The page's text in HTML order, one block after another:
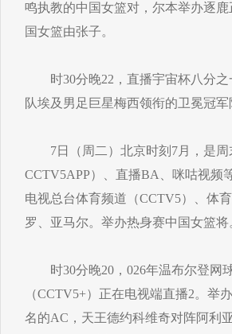
鸣执教的中国女篮对，尔本举办逐
国女篮由张子。
时30分晚22，直播宇宙杯八分之
队埃及男足巨星梅西领衔的卫冕冠军
7日（周二）北京时刻7月，是周
CCTV5APP）、直播BA、咪咕视频
电视总台体育频道（CCTV5）、体
罗、亚马尔。举办热身赛中国女篮将
时30分晚20，026年温布尔登网
（CCTV5+）正在电视端直播2。举
名的AC，天王德约科维奇对阵阿利